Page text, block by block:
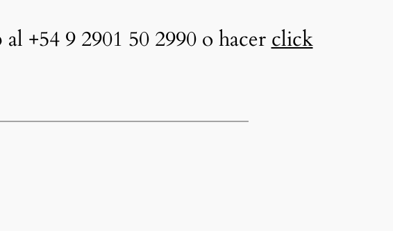
+54 9 2901 50 2990 o hacerclick